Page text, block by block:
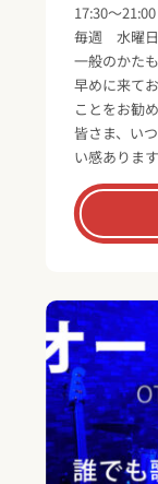
17:30～21:00
毎週 水曜日
一般のかた
早めに来て
ことをお勧
皆さま、い
い感ありま